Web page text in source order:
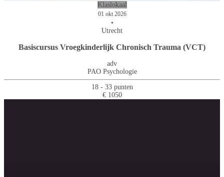
Klaslokaal
01 okt 2026
•
Utrecht
Basiscursus Vroegkinderlijk Chronisch Trauma (VCT)
adv
PAO Psychologie
18 - 33 punten
€ 1050